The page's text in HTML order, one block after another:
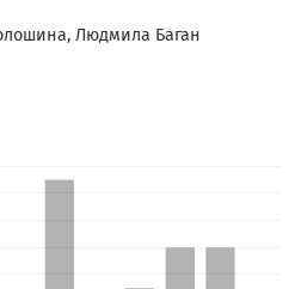
Людмила Баган